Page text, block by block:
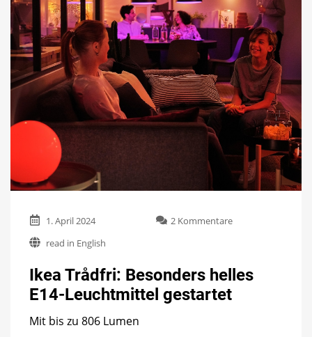
1. April 2024 2 Kommentarezu
helles
read in English
Ikea Trådfri: Besonders helles
E14-Leuchtmittel gestartet
Mit bis zu 806 Lumen